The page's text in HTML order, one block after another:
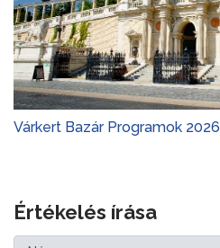
Várkert Bazár Programok 2026
Értékelés írása